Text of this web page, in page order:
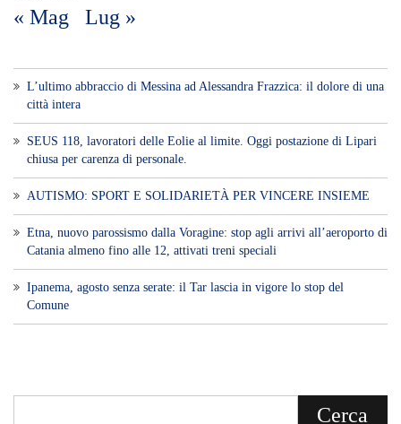
« Mag Lug »
L’ultimo abbraccio di Messina ad Alessandra Frazzica: il dolore di una
città intera
SEUS 118, lavoratori delle Eolie al limite. Oggi postazione di Lipari
chiusa per carenza di personale.
AUTISMO: SPORT E SOLIDARIETÀ PER VINCERE INSIEME
Etna, nuovo parossismo dalla Voragine: stop agli arrivi all’aeroporto di
Catania almeno fino alle 12, attivati treni speciali
Ipanema, agosto senza serate: il Tar lascia in vigore lo stop del
Comune